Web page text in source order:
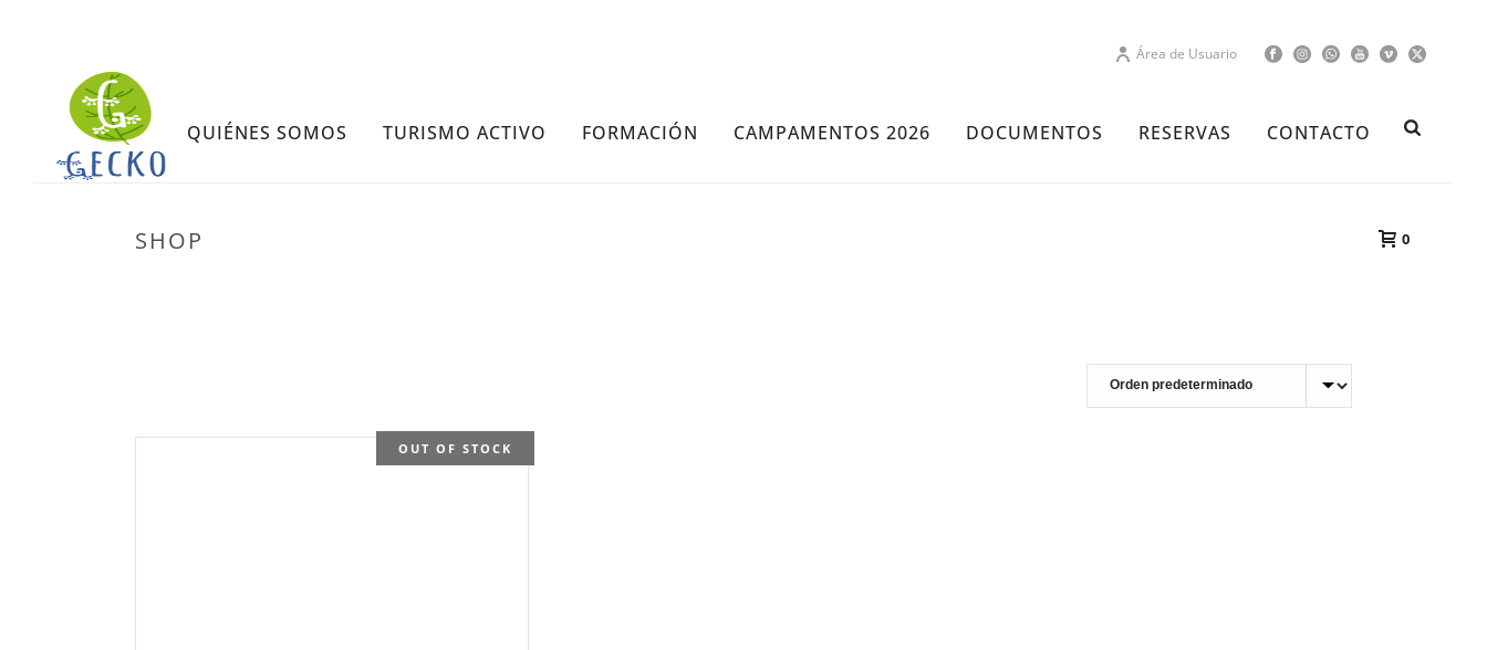
Área de Usuario
QUIÉNES SOMOS TURISMO ACTIVO FORMACIÓN CAMPAMENTOS 2026 DOCUMENTOS RESERVAS CONTACTO
0
SHOP
OUT OF STOCK